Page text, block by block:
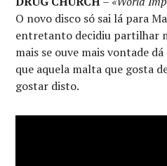
O novo disco só sai lá para
entretanto decidiu partilhar
mais se ouve mais vontade
que aquela malta que gosta
gostar disto.